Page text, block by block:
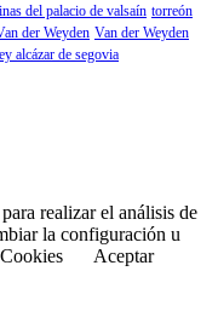
del palacio de valsaín torreón
der Weyden Van der Weyden
alcázar de segovia
realizar el análisis de
la configuración u
Aceptar